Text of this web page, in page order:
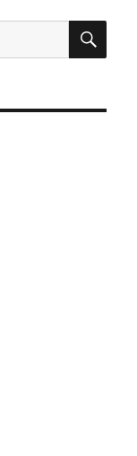
搜